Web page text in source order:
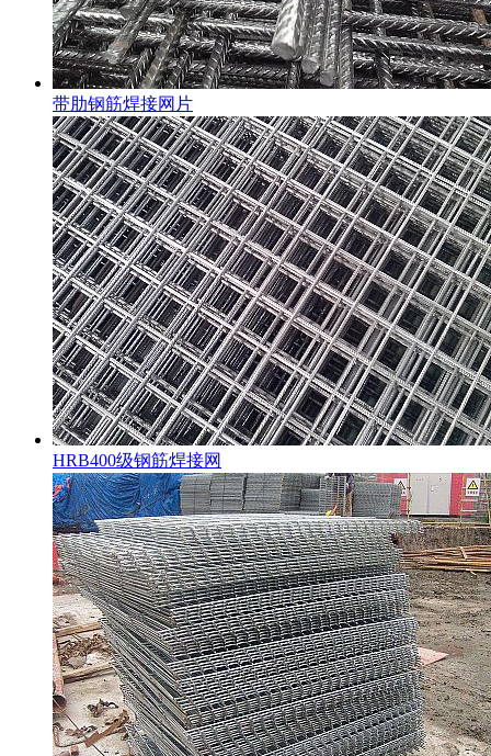
带肋钢筋焊接网片
HRB400级钢筋焊接网